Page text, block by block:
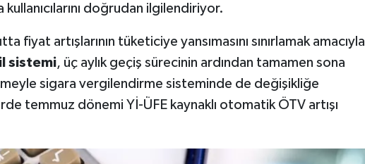
doğrudan ilgilendiriyor.
fiyat artışlarının tüketiciye yansımasını sınırlamak amacıyla
sistemi, üç aylık geçiş sürecinin ardından tamamen sona
sigara vergilendirme sisteminde de değişikliğe
temmuz dönemi Yİ-ÜFE kaynaklı otomatik ÖTV artışı